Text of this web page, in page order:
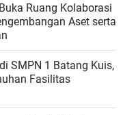
Ruang Kolaborasi
Aset serta
SMPN 1 Batang Kuis,
Fasilitas